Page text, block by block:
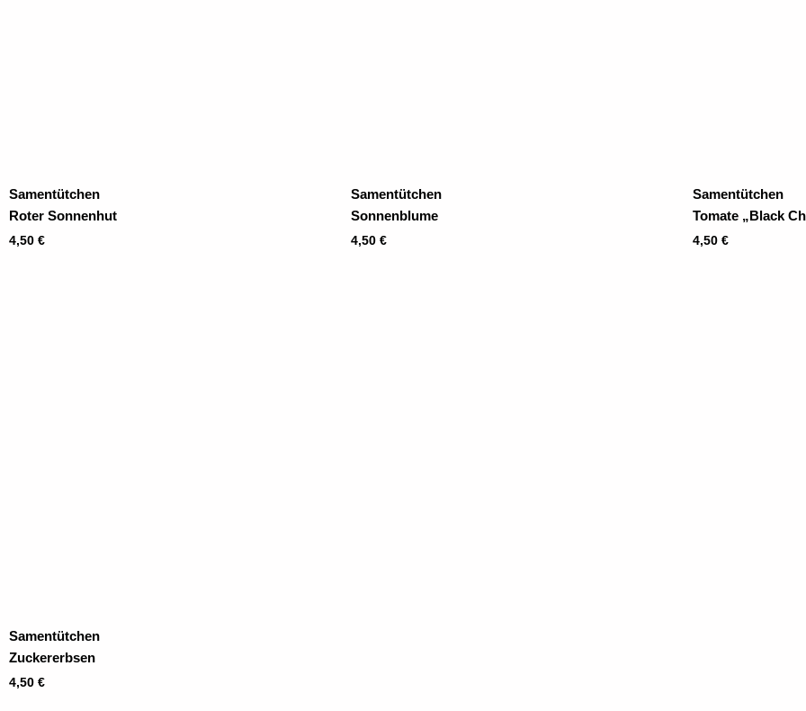
Samentütchen
Roter Sonnenhut
4,50 €
Samentütchen
Sonnenblume
4,50 €
Samentütchen
Tomate „Black
4,50 €
Samentütchen
Zuckererbsen
4,50 €